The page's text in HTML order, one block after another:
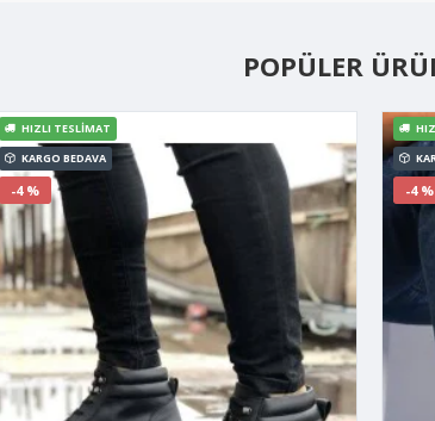
POPÜLER
KARGO BEDAVA
HIZLI TESLIMAT
-4 % -4 %